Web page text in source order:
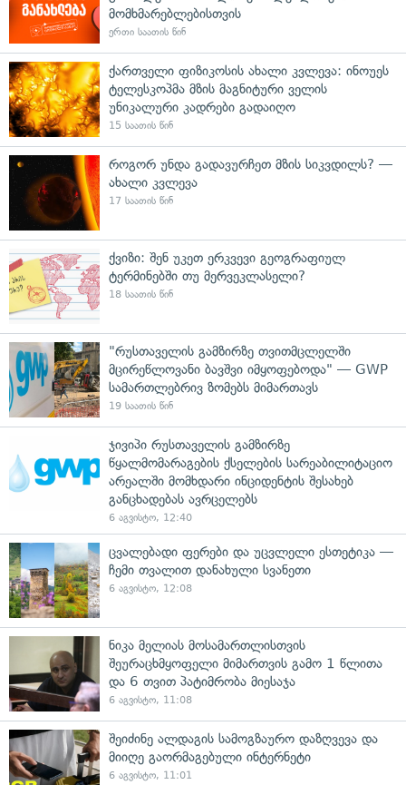
მომხმარებლებისთვის
ერთი საათის წინ
ქართველი ფიზიკოსის ახალი კვლევა: ინოუეს
ტელესკოპმა მზის მაგნიტური ველის
უნიკალური კადრები გადაიღო
15 საათის წინ
როგორ უნდა გადავურჩეთ მზის სიკვდილს? —
ახალი კვლევა
17 საათის წინ
ქვიზი: შენ უკეთ ერკვევი გეოგრაფიულ
ტერმინებში თუ მერვეკლასელი?
18 საათის წინ
"რუსთაველის გამზირზე თვითმცლელში
მცირეწლოვანი ბავშვი იმყოფებოდა" — GWP
სამართლებრივ ზომებს მიმართავს
19 საათის წინ
ჯივიპი რუსთაველის გამზირზე
წყალმომარაგების ქსელების სარეაბილიტაციო
არეალში მომხდარი ინციდენტის შესახებ
განცხადებას ავრცელებს
6 აგვისტო, 12:40
ცვალებადი ფერები და უცვლელი ესთეტიკა —
ჩემი თვალით დანახული სვანეთი
6 აგვისტო, 12:08
ნიკა მელიას მოსამართლისთვის
შეურაცხმყოფელი მიმართვის გამო 1 წლითა
და 6 თვით პატიმრობა მიესაჯა
6 აგვისტო, 11:08
შეიძინე ალდაგის სამოგზაურო დაზღვევა და
მიიღე გაორმაგებული ინტერნეტი
6 აგვისტო, 11:01